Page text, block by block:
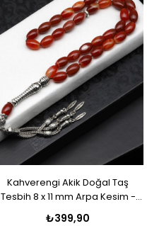
Kahverengi Akik Doğal Taş
Tesbih 8 x 11 mm Arpa Kesim -
TSB-0501
₺399,90